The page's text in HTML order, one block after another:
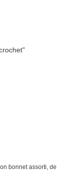
bonnet assorti, de